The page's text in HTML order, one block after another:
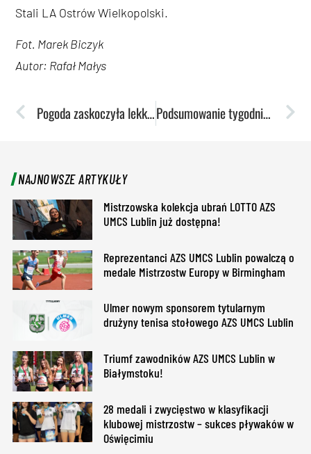
Stali LA Ostrów Wielkopolski.
Fot. Marek Biczyk
Autor: Rafał Małys
Pogoda zaskoczyła lekkoatletów. Jest jednak pierwsze srebro dla lublinian Podsumowanie tygodnia: Szczypiornistki ze srebrem AMP!
NAJNOWSZE ARTYKUŁY
Mistrzowska kolekcja ubrań LOTTO AZS
UMCS Lublin już dostępna!
Reprezentanci AZS UMCS Lublin powalczą o
medale Mistrzostw Europy w Birmingham
Ulmer nowym sponsorem tytularnym
drużyny tenisa stołowego AZS UMCS Lublin
Triumf zawodników AZS UMCS Lublin w
Białymstoku!
28 medali i zwycięstwo w klasyfikacji
klubowej mistrzostw – sukces pływaków w
Oświęcimiu